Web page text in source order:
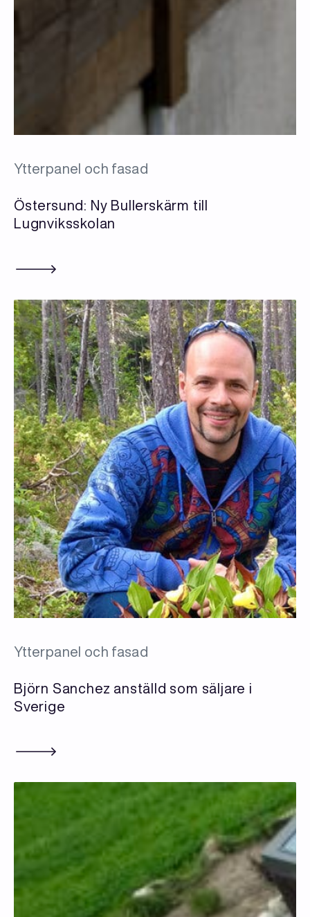
Ytterpanel och fasad
Östersund: Ny Bullerskärm till
Lugnviksskolan
Ytterpanel och fasad
Björn Sanchez anställd som säljare i
Sverige